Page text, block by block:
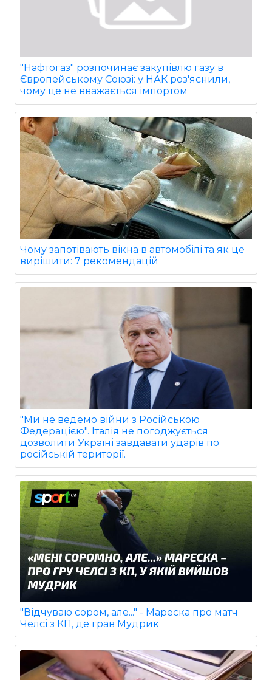
"Нафтогаз" розпочинає закупівлю газу в
Європейському Союзі: у НАК роз'яснили,
чому це не вважається імпортом
Чому запотівають вікна в автомобілі та як це
вирішити: 7 рекомендацій
"Ми не ведемо війни з Російською
Федерацією". Італія не погоджується
дозволити Україні завдавати ударів по
російській території.
"Відчуваю сором, але..." - Мареска про матч
Челсі з КП, де грав Мудрик